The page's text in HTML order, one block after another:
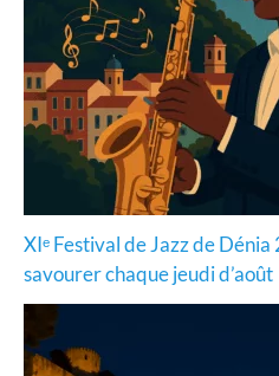
XIᵉ Festival de Jazz de
savourer chaque jeudi d’août